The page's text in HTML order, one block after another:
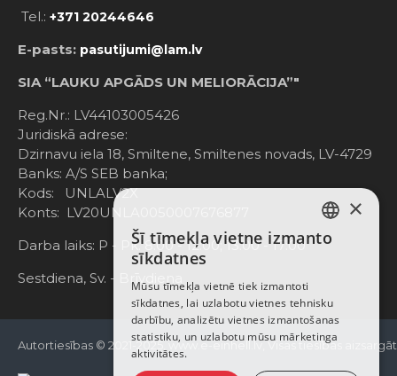
Tel.: +371 20244646
E-pasts: pasutijumi@lam.lv
SIA “LAUKU APGĀDS UN MELIORĀCIJA”"
Reg.Nr.: LV44103005426
Juridiskā adrese:
Dzirnavu iela 18, Smiltene, Smiltenes novads, LV-4729
Banks: A/S SEB banka;
Kods: UNLALV2X
Konts: LV20UNLA0050007676877
Darba laiks: P - Pk. 8:00 - 12:00; 13:00 - 17:00
Sestdiena, Sv. - Brīvdiena
Autortiesības © 2021-2025, www.e-einhell.lv, Visas tiesības
LATVIAN
ENGLISH
×
Šī tīmekļa vietne izmanto
sīkdatnes
Mūsu tīmekļa vietnē tiek izmantoti
sīkdatnes, lai uzlabotu vietnes tehnisku
darbību, analizētu vietnes izmantošanas
statistiku, un uzlabotu mūsu mārketinga
aktivitātes.